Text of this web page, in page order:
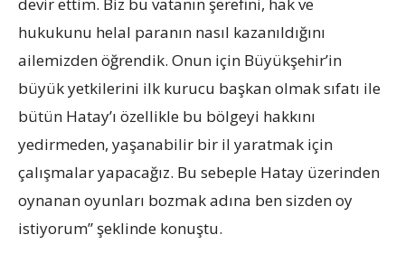
hukukunu helal paranın nasıl kazanıldığını
ailemizden öğrendik. Onun için Büyükşehir’in
büyük yetkilerini ilk kurucu başkan olmak sıfatı ile
bütün Hatay’ı özellikle bu bölgeyi hakkını
yedirmeden, yaşanabilir bir il yaratmak için
çalışmalar yapacağız. Bu sebeple Hatay üzerinden
oynanan oyunları bozmak adına ben sizden oy
istiyorum” şeklinde konuştu.